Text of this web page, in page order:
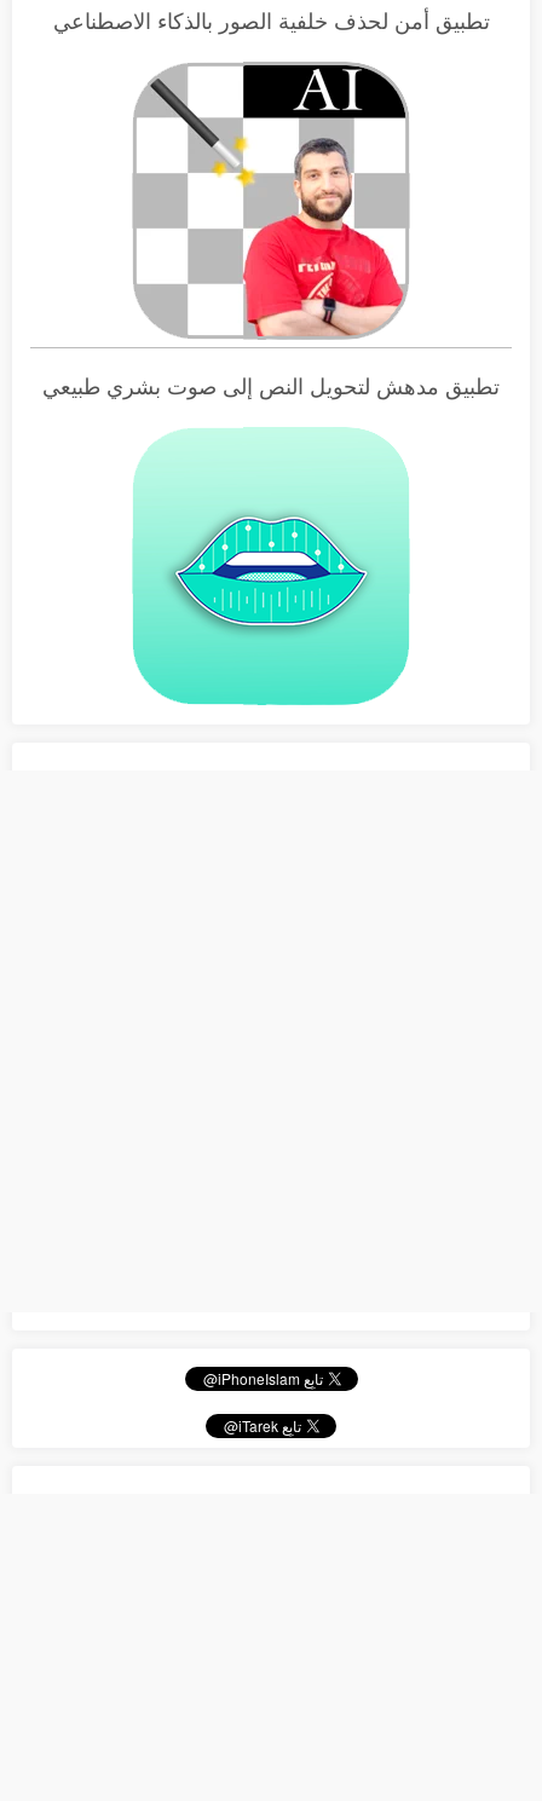
تطبيق أمن لحذف خلفية الصور بالذكاء الاصطناعي
تطبيق مدهش لتحويل النص إلى صوت بشري طبيعي